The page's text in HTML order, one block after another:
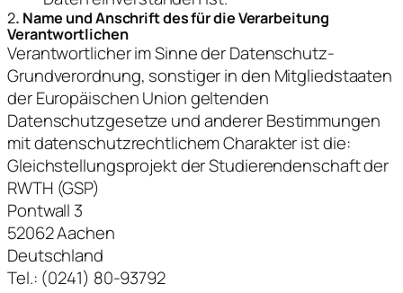
2. Name und Anschrift des für die Verarbeitung
Verantwortlichen
Verantwortlicher im Sinne der Datenschutz-
Grundverordnung, sonstiger in den Mitgliedstaaten
der Europäischen Union geltenden
Datenschutzgesetze und anderer Bestimmungen
mit datenschutzrechtlichem Charakter ist die:
Gleichstellungsprojekt der Studierendenschaft der
RWTH (GSP)
Pontwall 3
52062 Aachen
Deutschland
Tel.: (0241) 80-93792